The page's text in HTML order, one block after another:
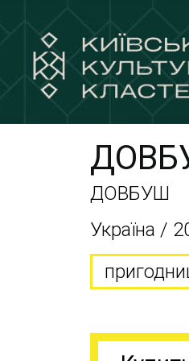
ДОВБУШ
Україна /